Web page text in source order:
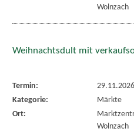
Wolnzach
Weihnachtsdult mit
Termin:
29.11.2026
Kategorie:
Märkte
Ort:
Wolnzach